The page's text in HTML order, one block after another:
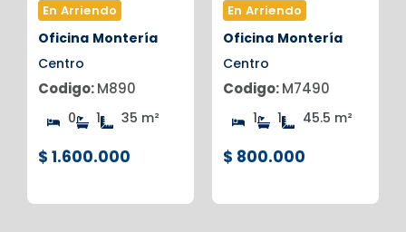
En Arriendo
Oficina Montería
Centro
Codigo:M890
0 1 35 m²
$ 1.600.000
En Arriendo
Oficina Montería
Centro
Codigo:M7490
1 1 45.5 m²
$ 800.000